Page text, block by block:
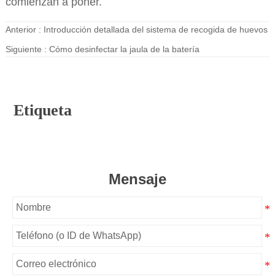
Anterior : Introducción detallada del sistema de recogida de huevos
Siguiente : Cómo desinfectar la jaula de la batería
Etiqueta
Mensaje